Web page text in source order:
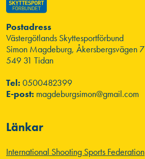
Postadress
Västergötlands Skyttesportförbund
Simon Magdeburg, Åkersbergsvägen 7
549 31 Tidan
Tel: 0500482399
E-post: magdeburgsimon@gmail.com
Länkar
International Shooting Sports Federation